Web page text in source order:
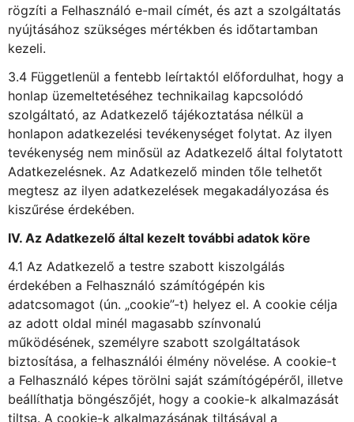
rögzíti a Felhasználó e-mail címét, és azt a szolgáltatás
nyújtásához szükséges mértékben és időtartamban
kezeli.
3.4 Függetlenül a fentebb leírtaktól előfordulhat, hogy a
honlap üzemeltetéséhez technikailag kapcsolódó
szolgáltató, az Adatkezelő tájékoztatása nélkül a
honlapon adatkezelési tevékenységet folytat. Az ilyen
tevékenység nem minősül az Adatkezelő által folytatott
Adatkezelésnek. Az Adatkezelő minden tőle telhetőt
megtesz az ilyen adatkezelések megakadályozása és
kiszűrése érdekében.
IV. Az Adatkezelő által kezelt további adatok köre
4.1 Az Adatkezelő a testre szabott kiszolgálás
érdekében a Felhasználó számítógépén kis
adatcsomagot (ún. „cookie”-t) helyez el. A cookie célja
az adott oldal minél magasabb színvonalú
működésének, személyre szabott szolgáltatások
biztosítása, a felhasználói élmény növelése. A cookie-t
a Felhasználó képes törölni saját számítógépéről, illetve
beállíthatja böngészőjét, hogy a cookie-k alkalmazását
tiltsa. A cookie-k alkalmazásának tiltásával a